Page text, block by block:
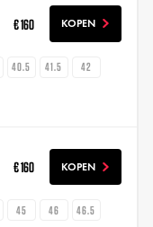
€ 160 KOPEN
40.5 41.5
42
€ 160 KOPEN
45 46
46.5